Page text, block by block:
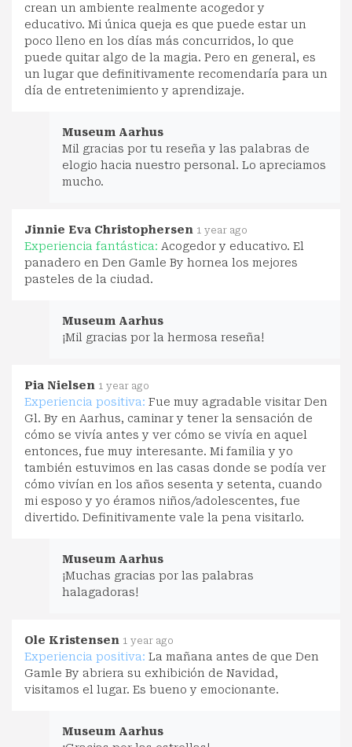
crean un ambiente realmente acogedor y
educativo. Mi única queja es que puede estar un
poco lleno en los días más concurridos, lo que
puede quitar algo de la magia. Pero en general, es
un lugar que definitivamente recomendaría para un
día de entretenimiento y aprendizaje.
Museum Aarhus
Mil gracias por tu reseña y las palabras de
elogio hacia nuestro personal. Lo apreciamos
mucho.
Jinnie Eva Christophersen 1 year ago
Experiencia fantástica: Acogedor y educativo. El
panadero en Den Gamle By hornea los mejores
pasteles de la ciudad.
Museum Aarhus
¡Mil gracias por la hermosa reseña!
Pia Nielsen 1 year ago
Experiencia positiva: Fue muy agradable visitar Den
Gl. By en Aarhus, caminar y tener la sensación de
cómo se vivía antes y ver cómo se vivía en aquel
entonces, fue muy interesante. Mi familia y yo
también estuvimos en las casas donde se podía ver
cómo vivían en los años sesenta y setenta, cuando
mi esposo y yo éramos niños/adolescentes, fue
divertido. Definitivamente vale la pena visitarlo.
Museum Aarhus
¡Muchas gracias por las palabras
halagadoras!
Ole Kristensen 1 year ago
Experiencia positiva: La mañana antes de que Den
Gamle By abriera su exhibición de Navidad,
visitamos el lugar. Es bueno y emocionante.
Museum Aarhus